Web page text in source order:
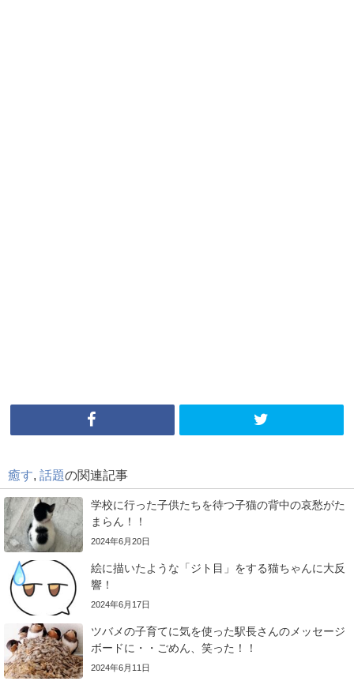
癒す 話題の関連記事
学校に行った子供たちを待つ子猫の背中の哀愁がた
まらん！！
2024年6月20日
絵に描いたような「ジト目」をする猫ちゃんに大反
響！
2024年6月17日
ツバメの子育てに気を使った駅長さんのメッセージ
ボードに・・ごめん、笑った！！
2024年6月11日